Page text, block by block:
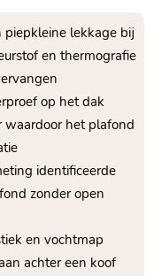
piepkleine lekkage bij
en thermografie
op het dak
waardoor het plafond
identificeerde
zonder open
en vochtmap
achter een koof